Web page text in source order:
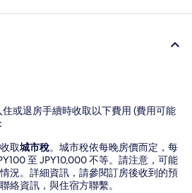
或退房手續時收取以下費用 (費用可能
取城市稅。城市稅依每晚房價而定，每
至 JPY10,000 不等。請注意，可能
況。詳細資訊，請參閱訂房後收到的預
絡資訊，與住宿方聯繫。